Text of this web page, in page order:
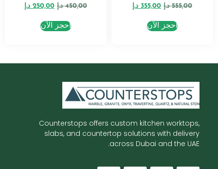
555,00 د.إ 355,00 د.إ
احجز الآن
450,00 د.إ 250,00 د.إ
احجز الآن
Counterstops offers custom kitchen worktops,
slabs, and countertop solutions with delivery
across Dubai and the UAE.